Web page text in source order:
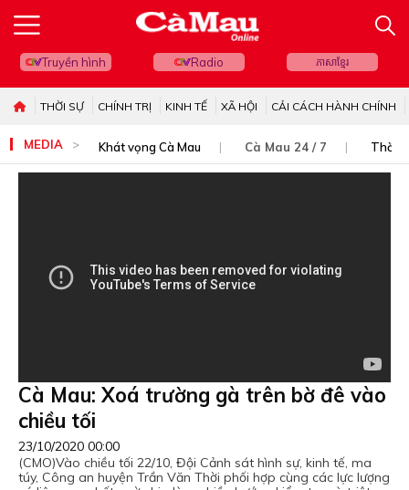
Truyền hình Radio ភាសាខ្មែរ
THỜI SỰ CHÍNH TRỊ KINH TẾ XÃ HỘI CẢI CÁCH HÀNH CHÍNH
MEDIA Khát vọng Cà Mau Cà Mau 24 / 7 Thời
Cà Mau: Xoá trường gà trên bờ đê vào
chiều tối
23/10/2020 00:00
(CMO)Vào chiều tối 22/10, Đội Cảnh sát hình sự, kinh tế, ma
túy, Công an huyện Trần Văn Thời phối hợp cùng các lực lượng